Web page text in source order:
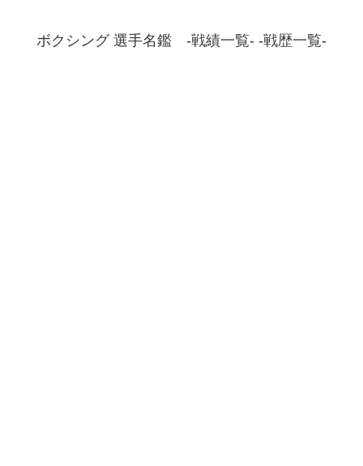
ボクシング 選手名鑑 -戦績一覧- -戦歴一覧-